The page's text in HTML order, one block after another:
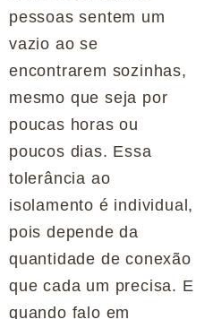
pessoas sentem um
vazio ao se
encontrarem sozinhas,
mesmo que seja por
poucas horas ou
poucos dias. Essa
tolerância ao
isolamento é individual,
pois depende da
quantidade de conexão
que cada um precisa. E
quando falo em